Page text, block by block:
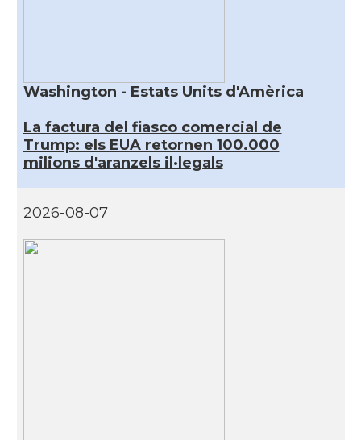
Washington - Estats Units d'Amèrica
La factura del fiasco comercial de
Trump: els EUA retornen 100.000
milions d'aranzels il·legals
2026-08-07